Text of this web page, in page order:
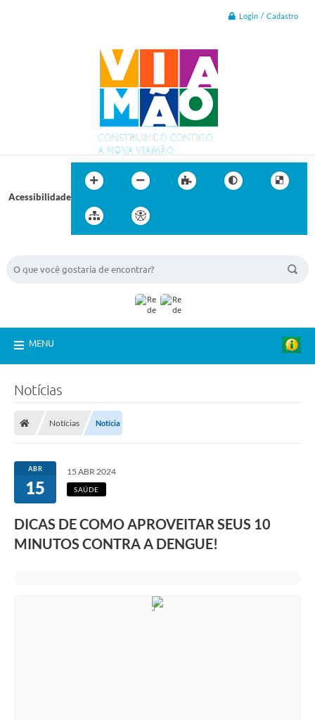
Login / Cadastro
Acessibilidade
MENU
Notícias
Notícias Notícia
ABR
15
15 ABR 2024
SAÚDE
DICAS DE COMO APROVEITAR SEUS 10
MINUTOS CONTRA A DENGUE!